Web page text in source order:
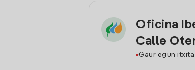
Oficina
Calle
Gaur egun itxita